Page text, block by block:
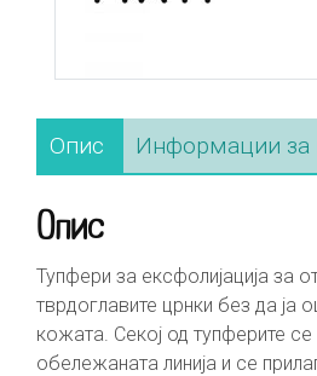
Опис Информации за
Опис
Тупфери за ексфолијација за
тврдоглавите црнки без да ја
кожата. Секој од тупферите се
обележаната линија и се